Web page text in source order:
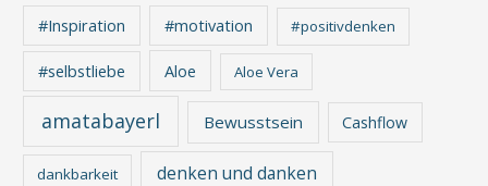
#Inspiration #motivation #positivdenken
#selbstliebe Aloe Aloe Vera
amatabayerl Bewusstsein Cashflow
dankbarkeit denken und danken